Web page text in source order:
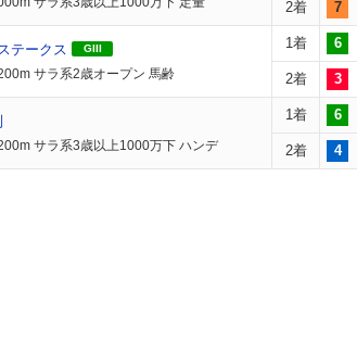
2着 7
テークス GIII
サラ系2歳オープン 馬齢
1着 6
2着 3
サラ系3歳以上1000万下 ハンデ
1着 6
2着 4